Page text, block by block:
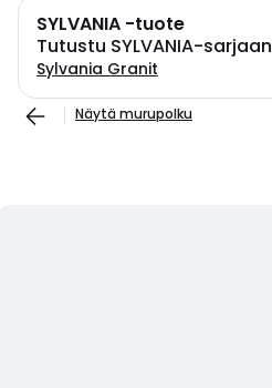
SYLVANIA -tuote
Tutustu SYLVANIA-sarjaan
Sylvania Granit
Näytä murupolku